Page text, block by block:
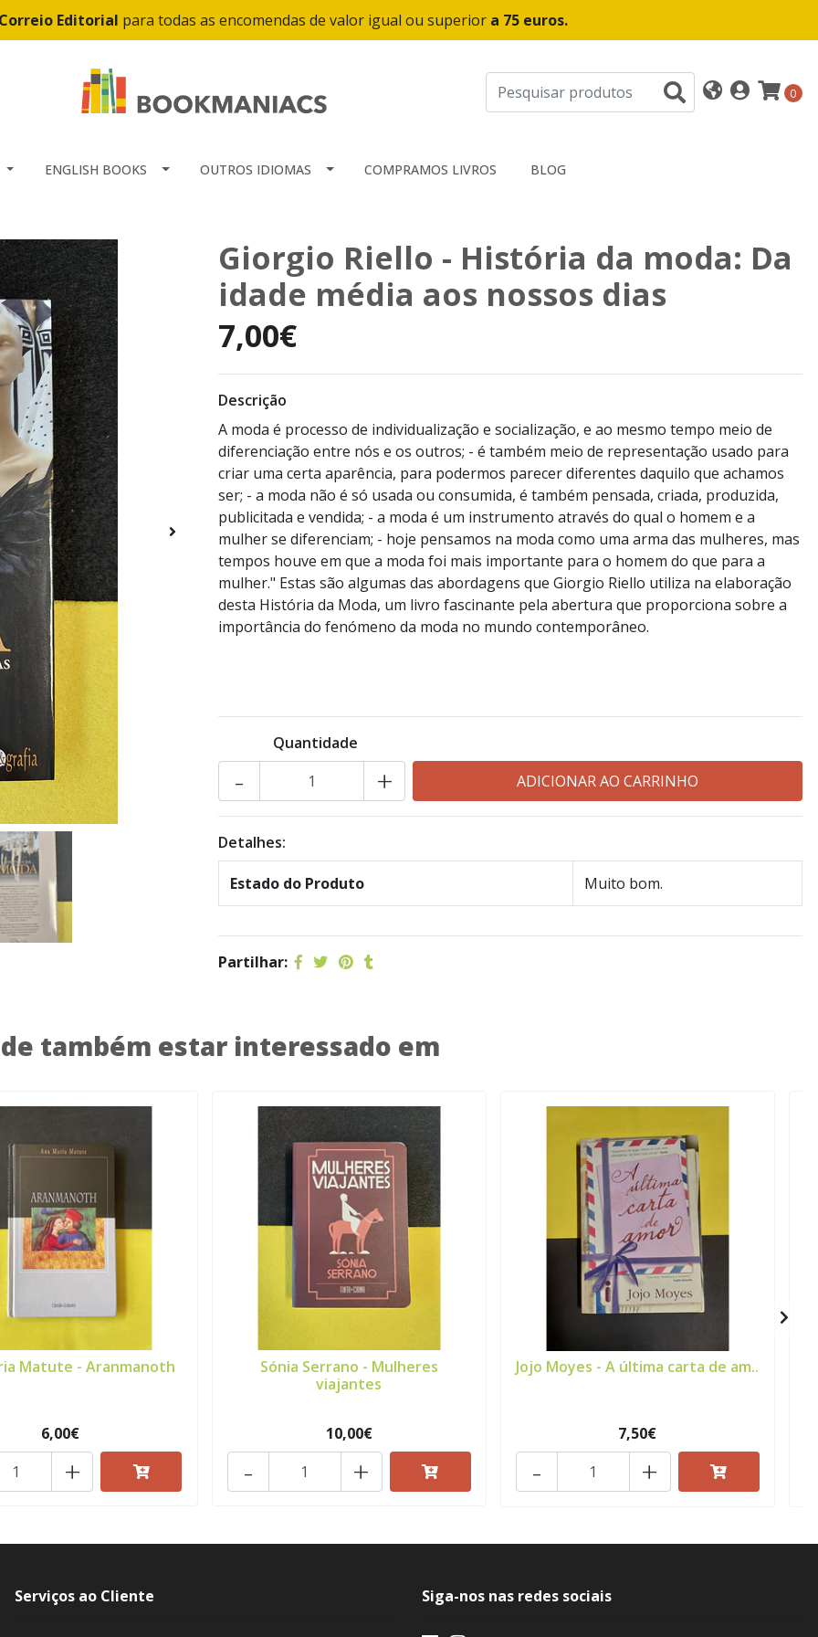
Editorial para todas as encomendas de valor igual ou superior a 75 euros.
0
ENGLISH BOOKS OUTROS IDIOMAS COMPRAMOS LIVROS BLOG
Giorgio Riello - História da moda: Da
idade média aos nossos dias
7,00€
Descrição
A moda é processo de individualização e socialização, e ao mesmo tempo meio de
diferenciação entre nós e os outros; - é também meio de representação usado para
criar uma certa aparência, para podermos parecer diferentes daquilo que achamos
ser; - a moda não é só usada ou consumida, é também pensada, criada, produzida,
publicitada e vendida; - a moda é um instrumento através do qual o homem e a
mulher se diferenciam; - hoje pensamos na moda como uma arma das mulheres, mas
tempos houve em que a moda foi mais importante para o homem do que para a
mulher." Estas são algumas das abordagens que Giorgio Riello utiliza na elaboração
desta História da Moda, um livro fascinante pela abertura que proporciona sobre a
importância do fenómeno da moda no mundo contemporâneo.
Quantidade
+
-
Detalhes:
Estado do Produto Muito bom.
Partilhar:
também estar interessado em
Matute - Aranmanoth
6,00€
+
Sónia Serrano - Mulheres
viajantes
10,00€
+
-
Jojo Moyes - A última carta de am..
7,50€
+
-
Serviços ao Cliente Siga-nos nas redes sociais